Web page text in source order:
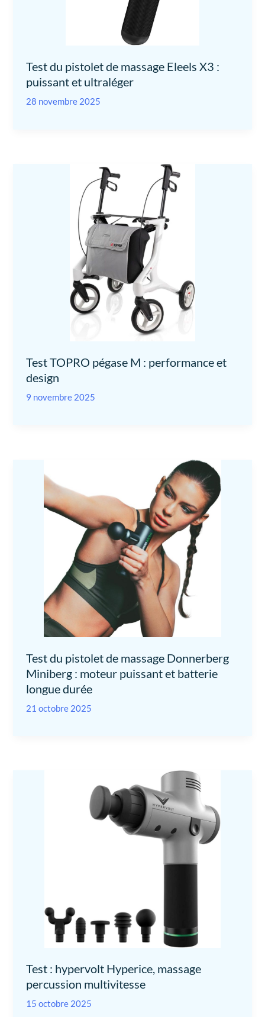
Test du pistolet de massage Eleels X3 :
puissant et ultraléger
28 novembre 2025
Test TOPRO pégase M : performance et
design
9 novembre 2025
Test du pistolet de massage Donnerberg
Miniberg : moteur puissant et batterie
longue durée
21 octobre 2025
Test : hypervolt Hyperice, massage
percussion multivitesse
15 octobre 2025